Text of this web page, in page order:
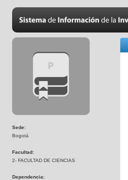
Sede:
Bogotá
Facultad:
2- FACULTAD DE CIENCIAS
Dependencia: